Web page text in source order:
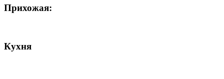
Прихожая:
Кухня